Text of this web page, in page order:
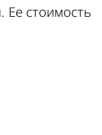
Ее стоимость